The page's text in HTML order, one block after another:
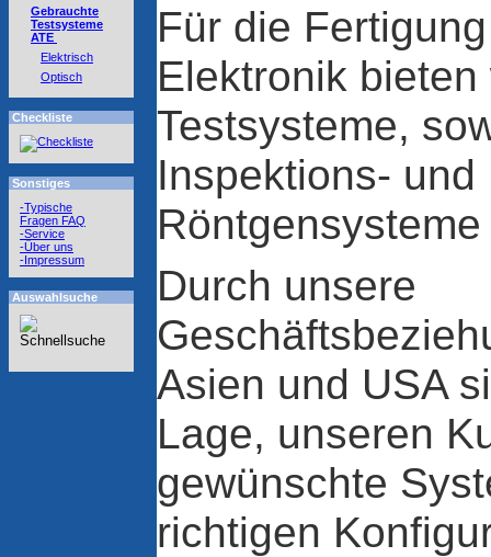
Gebrauchte
Testsysteme
ATE
Elektrisch
Optisch
Checkliste
Sonstiges
-Typische
Fragen FAQ
-Service
-Über uns
-Impressum
Auswahlsuche
Für die
Elektronik
Testsysteme,
Inspektions- und
Durch unsere
Asien und USA
Lage, unseren
gewünschte
richtigen